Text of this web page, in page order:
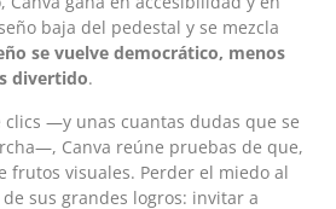
baja del pedestal y se mezcla
se vuelve democrático, menos
divertido.
—y unas cuantas dudas que se
Canva reúne pruebas de que,
frutos visuales. Perder el miedo al
sus grandes logros: invitar a